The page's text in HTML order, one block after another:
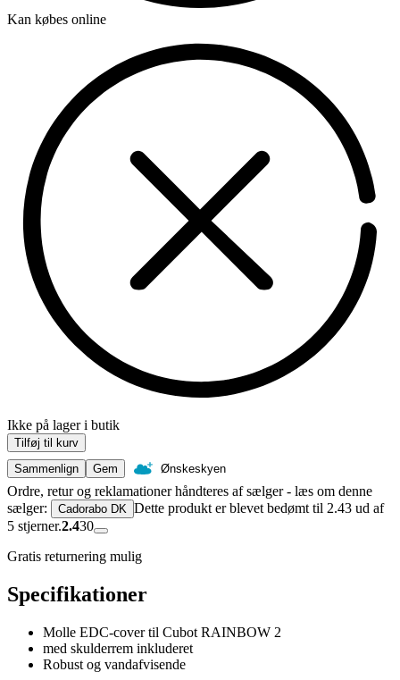
Kan købes online
Ikke på lager i butik
Tilføj til kurv
Sammenlign
Gem Ønskeskyen
Ordre, retur og reklamationer håndteres af sælger - læs om denne
sælger:
Cadorabo DK Dette produkt er blevet bedømt til 2.43 ud af
5 stjerner.2.430
Gratis returnering mulig
Specifikationer
Molle EDC-cover til Cubot RAINBOW 2
med skulderrem inkluderet
Robust og vandafvisende